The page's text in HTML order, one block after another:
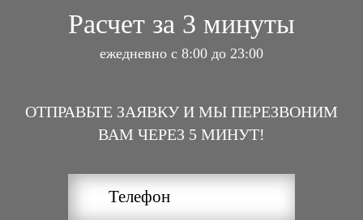
Расчет за 3 минуты
ежедневно с 8:00 до 23:00
ОТПРАВЬТЕ ЗАЯВКУ И МЫ ПЕРЕЗВОНИМ
ВАМ ЧЕРЕЗ 5 МИНУТ!